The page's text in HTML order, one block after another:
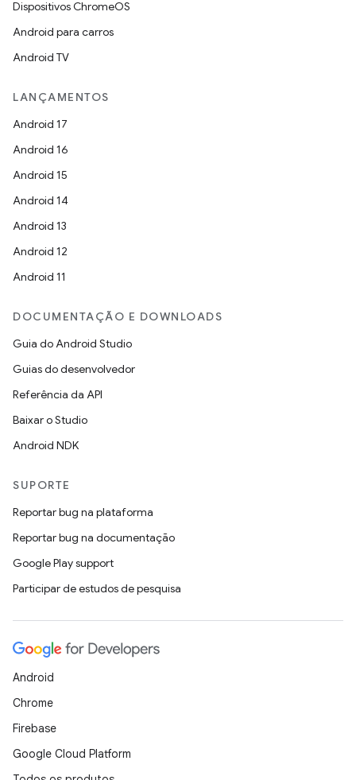
Dispositivos ChromeOS
Android para carros
Android TV
LANÇAMENTOS
Android 17
Android 16
Android 15
Android 14
Android 13
Android 12
Android 11
DOCUMENTAÇÃO E DOWNLOADS
Guia do Android Studio
Guias do desenvolvedor
Referência da API
Baixar o Studio
Android NDK
SUPORTE
Reportar bug na plataforma
Reportar bug na documentação
Google Play support
Participar de estudos de pesquisa
Android
Chrome
Firebase
Google Cloud Platform